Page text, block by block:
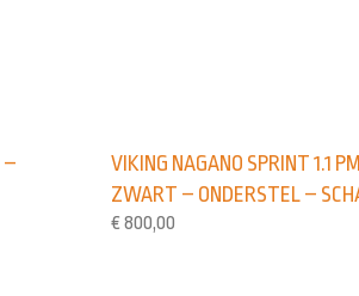
–
VIKING NAGANO SPRINT 1.1
ZWART – ONDERSTEL –
€ 800,00